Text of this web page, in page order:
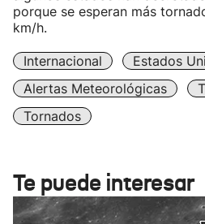
porque se esperan más
km/h.
Internacional
Estados
Alertas Meteorológicas
Tornados
Te puede interesar